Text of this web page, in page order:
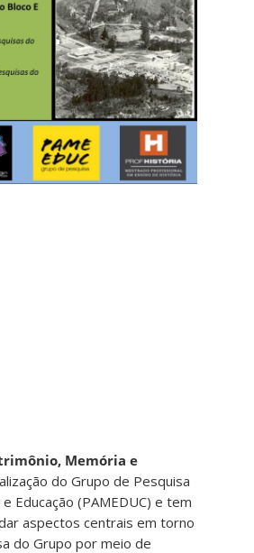
Memória e
do Grupo de Pesquisa
Educação (PAMEDUC) e tem
aspectos centrais em torno
do Grupo por meio de